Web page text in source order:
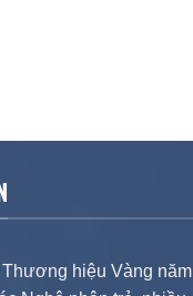
hiệu Vàng năm